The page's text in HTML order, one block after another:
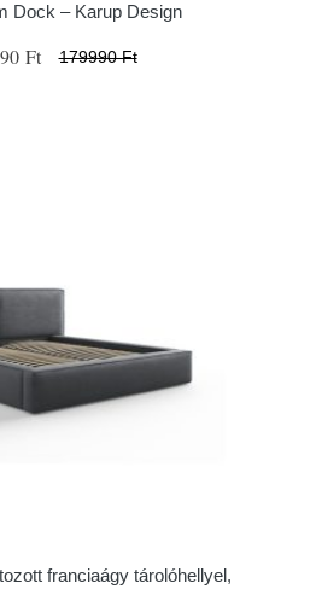
Dock – Karup Design
Ft 179990 Ft
franciaágy tárolóhellyel,